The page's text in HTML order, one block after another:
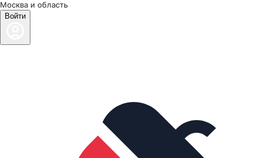
Москва и область
Войти